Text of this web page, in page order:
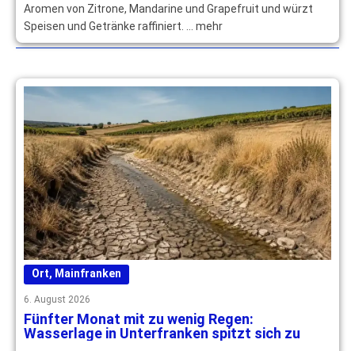
Aromen von Zitrone, Mandarine und Grapefruit und würzt
Speisen und Getränke raffiniert. … mehr
Ort, Mainfranken
6. August 2026
Fünfter Monat mit zu wenig Regen:
Wasserlage in Unterfranken spitzt sich zu